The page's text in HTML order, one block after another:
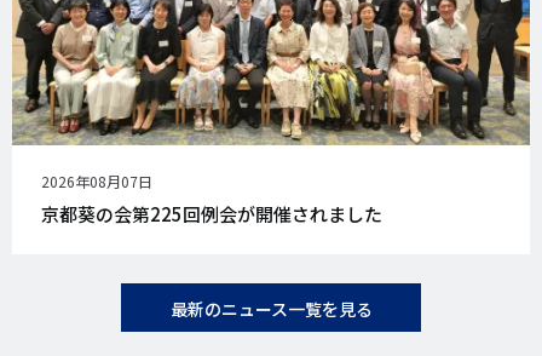
公
開
日
2026年08月07日
京都葵の会第225回例会が開催されました
最新のニュース一覧を見る